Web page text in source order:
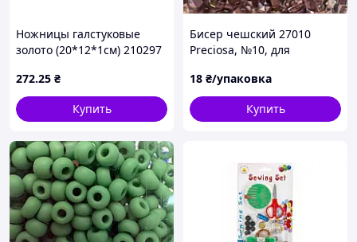
Ножницы галстуковые
золото (20*12*1см) 210297
272.25 ₴
Купить
Бисер чешский 27010
Preciosa, №10, для
5 г
18 ₴/упаковка
Купить